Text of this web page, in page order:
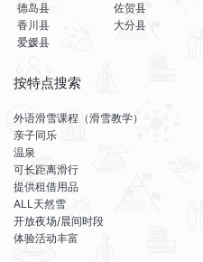
德岛县
香川县
爱媛县
佐贺县
大分县
按特点搜索
外语滑雪课程（滑雪教学）
亲子同乐
温泉
可长距离滑行
提供租借用品
ALL天然雪
开放夜场/晨间时段
体验活动丰富